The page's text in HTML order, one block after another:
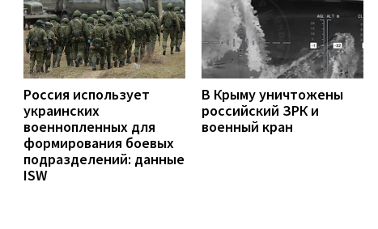
Россия использует
украинских
военнопленных для
формирования боевых
подразделений: данные
ISW
В Крыму уничтожены
российский ЗРК и
военный кран